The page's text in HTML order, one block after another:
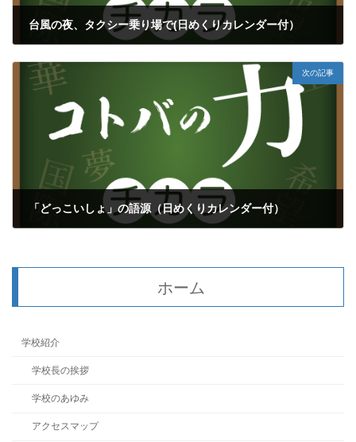
台風の夜、タクシー乗り場で(日めくりカレンダー付）
次の記事
「どっこいしょ」の語源（日めくりカレンダー付）
ホーム
学校紹介
学校長の挨拶
学校のあゆみ
アクセスマップ